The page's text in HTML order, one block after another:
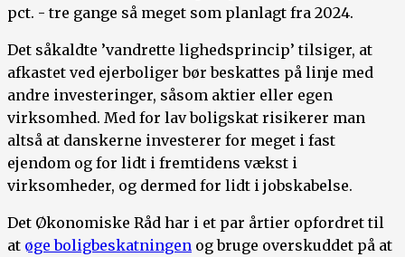
pct. - tre gange så meget som planlagt fra 2024.
Det såkaldte ’vandrette lighedsprincip’ tilsiger, at
afkastet ved ejerboliger bør beskattes på linje med
andre investeringer, såsom aktier eller egen
virksomhed. Med for lav boligskat risikerer man
altså at danskerne investerer for meget i fast
ejendom og for lidt i fremtidens vækst i
virksomheder, og dermed for lidt i jobskabelse.
Det Økonomiske Råd har i et par årtier opfordret til
at øge boligbeskatningen og bruge overskuddet på at